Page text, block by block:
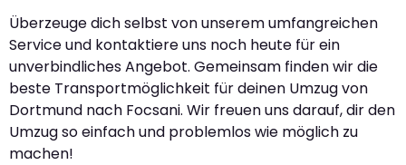
Überzeuge dich selbst von unserem umfangreichen
Service und kontaktiere uns noch heute für ein
unverbindliches Angebot. Gemeinsam finden wir die
beste Transportmöglichkeit für deinen Umzug von
Dortmund nach Focsani. Wir freuen uns darauf, dir den
Umzug so einfach und problemlos wie möglich zu
machen!